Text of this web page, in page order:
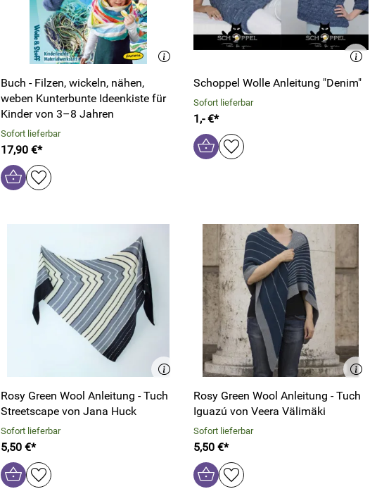
Buch - Filzen, wickeln, nähen,
weben Kunterbunte Ideenkiste für
Kinder von 3–8 Jahren
Sofort lieferbar
17,90 €*
Schoppel Wolle Anleitung "Denim"
Sofort lieferbar
1,- €*
Rosy Green Wool Anleitung - Tuch
Streetscape von Jana Huck
Sofort lieferbar
5,50 €*
Rosy Green Wool Anleitung - Tuch
Iguazú von Veera Välimäki
Sofort lieferbar
5,50 €*